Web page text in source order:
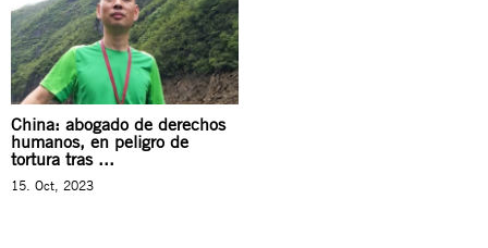
China: abogado de derechos
humanos, en peligro de
tortura tras ...
15. Oct, 2023